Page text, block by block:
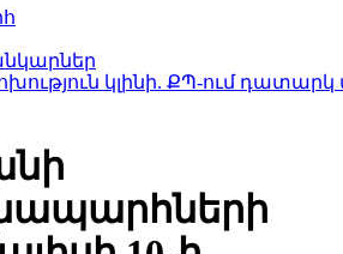
կլինի. ՔՊ-ում դատարկ